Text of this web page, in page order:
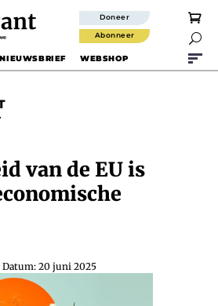
Doneer
Abonneer 
NIEUWSBRIEF WEBSHOP
van de EU is
| Datum: 20 juni 2025